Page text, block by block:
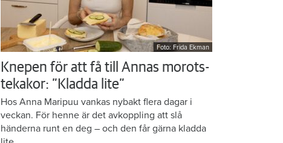
Foto: Frida Ekman
Knepen för att få till Annas morots-
tekakor: ”Kladda lite”
Hos Anna Maripuu vankas nybakt flera dagar i
veckan. För henne är det avkoppling att slå
händerna runt en deg – och den får gärna kladda